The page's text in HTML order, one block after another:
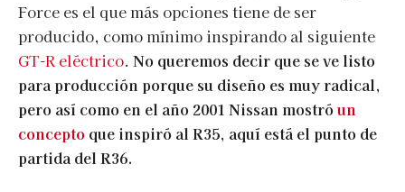
Force es el que más opciones tiene de ser
producido, como mínimo inspirando al siguiente
GT-R eléctrico. No queremos decir que se ve listo
para producción porque su diseño es muy radical,
pero así como en el año 2001 Nissan mostró un
concepto que inspiró al R35, aquí está el punto de
partida del R36.